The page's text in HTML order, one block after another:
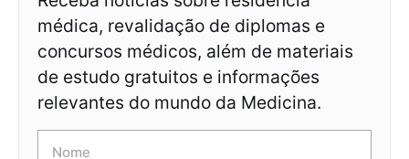
médica, revalidação de diplomas e
concursos médicos, além de materiais
de estudo gratuitos e informações
relevantes do mundo da Medicina.